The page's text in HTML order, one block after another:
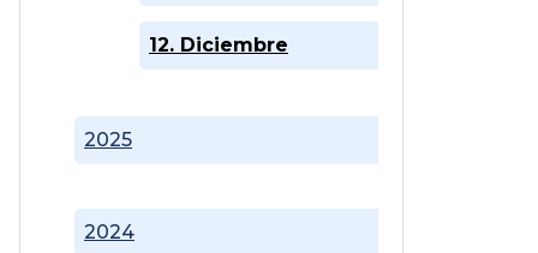
2024
2025
12. Diciembre